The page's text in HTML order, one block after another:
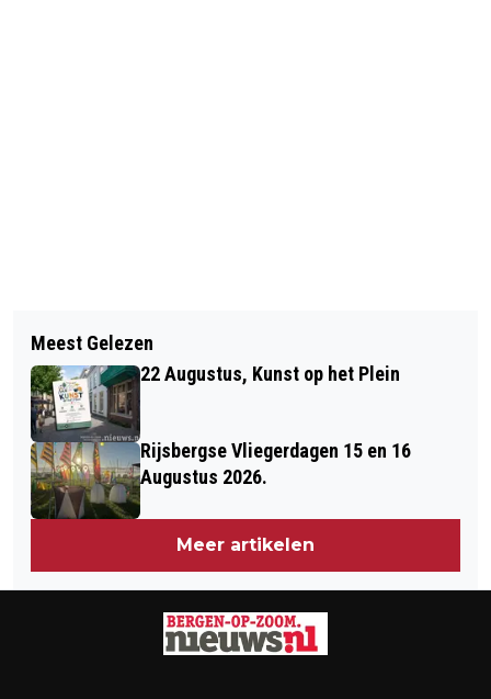
TWEE JONGENS BEROOFD IN PARK IN
BERGEN OP ZOOM
EXCURSIE NAAR VLEESETENDE
PLANTEN IN DE KAS
Meest Gelezen
22 Augustus, Kunst op het Plein
Rijsbergse Vliegerdagen 15 en 16
Augustus 2026.
Meer artikelen